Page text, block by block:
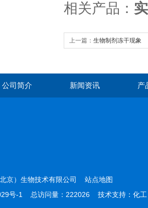
相关产品：
上一篇： 生物制剂冻干现象
公司简介 新闻资讯 产
京）生物技术有限公司 站点地图
号-1 总访问量：222026 技术支持： 化工